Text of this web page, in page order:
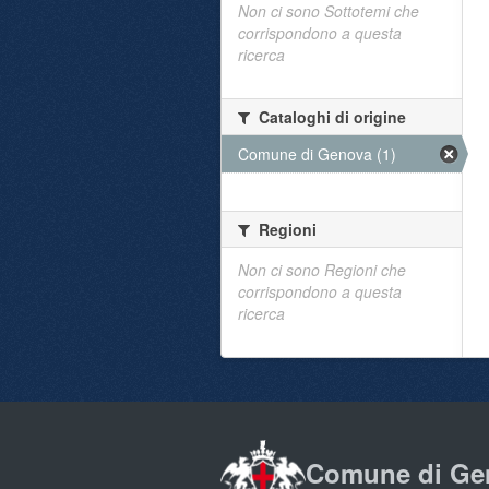
Non ci sono Sottotemi che
corrispondono a questa
ricerca
Cataloghi di origine
Comune di Genova (1)
Regioni
Non ci sono Regioni che
corrispondono a questa
ricerca
Comune di